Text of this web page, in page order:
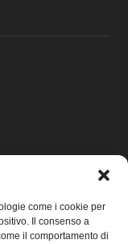
come i cookie per
Il consenso a
il comportamento di